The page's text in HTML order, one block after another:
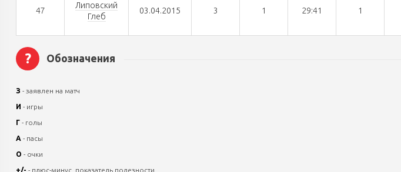
47
Липовский
Глеб
03.04.2015 3 1 29:41 1
? Обозначения
З - заявлен на матч
И - игры
Г - голы
А - пасы
О - очки
+/- - плюс-минус, показатель полезности